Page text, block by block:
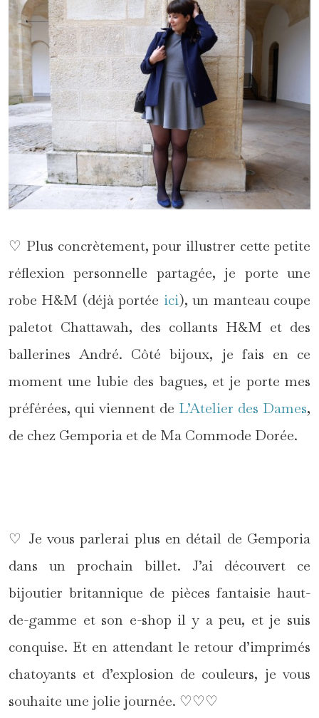
♡ Plus concrètement, pour illustrer cette petite
réflexion personnelle partagée, je porte une
robe H&M (déjà portée ici), un manteau coupe
paletot Chattawah, des collants H&M et des
ballerines André. Côté bijoux, je fais en ce
moment une lubie des bagues, et je porte mes
préférées, qui viennent de L’Atelier des Dames,
de chez Gemporia et de Ma Commode Dorée.
♡ Je vous parlerai plus en détail de Gemporia
dans un prochain billet. J’ai découvert ce
bijoutier britannique de pièces fantaisie haut-
de-gamme et son e-shop il y a peu, et je suis
conquise. Et en attendant le retour d’imprimés
chatoyants et d’explosion de couleurs, je vous
souhaite une jolie journée. ♡♡♡